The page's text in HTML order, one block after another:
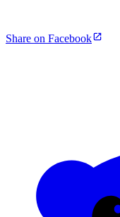
Share on Facebook